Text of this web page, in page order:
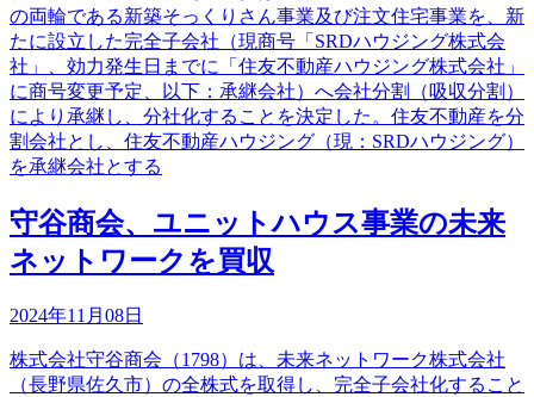
の両輪である新築そっくりさん事業及び注文住宅事業を、新
たに設立した完全子会社（現商号「SRDハウジング株式会
社」、効力発生日までに「住友不動産ハウジング株式会社」
に商号変更予定、以下：承継会社）へ会社分割（吸収分割）
により承継し、分社化することを決定した。住友不動産を分
割会社とし、住友不動産ハウジング（現：SRDハウジング）
を承継会社とする
守谷商会、ユニットハウス事業の未来
ネットワークを買収
2024年11月08日
株式会社守谷商会（1798）は、未来ネットワーク株式会社
（長野県佐久市）の全株式を取得し、完全子会社化すること